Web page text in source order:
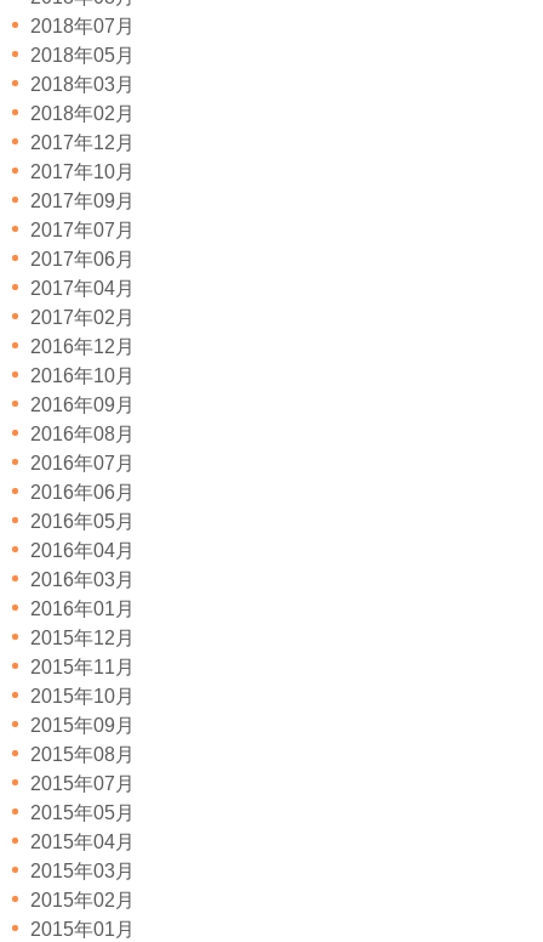
2018年07月
2018年05月
2018年03月
2018年02月
2017年12月
2017年10月
2017年09月
2017年07月
2017年06月
2017年04月
2017年02月
2016年12月
2016年10月
2016年09月
2016年08月
2016年07月
2016年06月
2016年05月
2016年04月
2016年03月
2016年01月
2015年12月
2015年11月
2015年10月
2015年09月
2015年08月
2015年07月
2015年05月
2015年04月
2015年03月
2015年02月
2015年01月